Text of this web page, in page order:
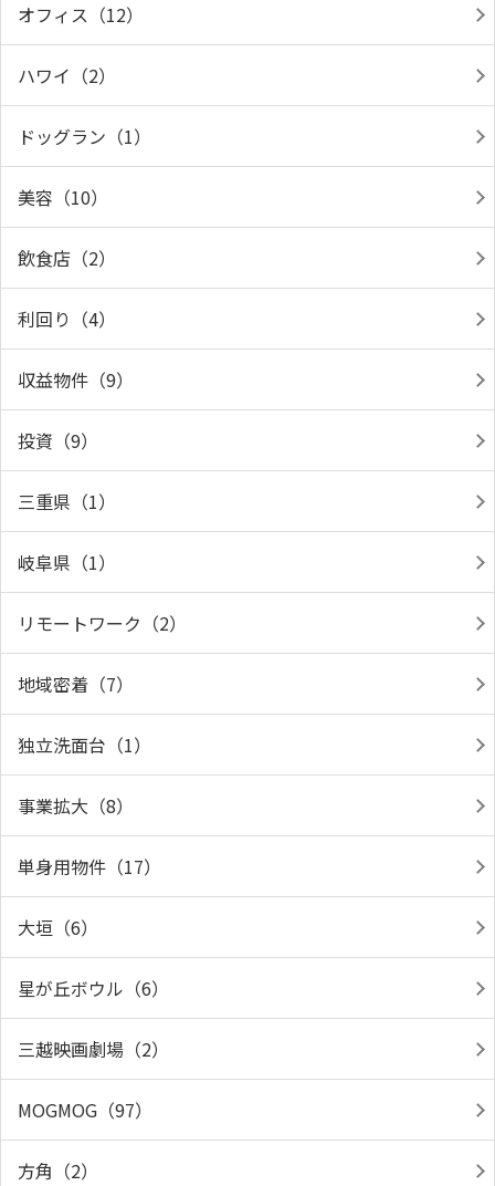
オフィス（12）
ハワイ（2）
ドッグラン（1）
美容（10）
飲食店（2）
利回り（4）
収益物件（9）
投資（9）
三重県（1）
岐阜県（1）
リモートワーク（2）
地域密着（7）
独立洗面台（1）
事業拡大（8）
単身用物件（17）
大垣（6）
星が丘ボウル（6）
三越映画劇場（2）
MOGMOG（97）
方角（2）